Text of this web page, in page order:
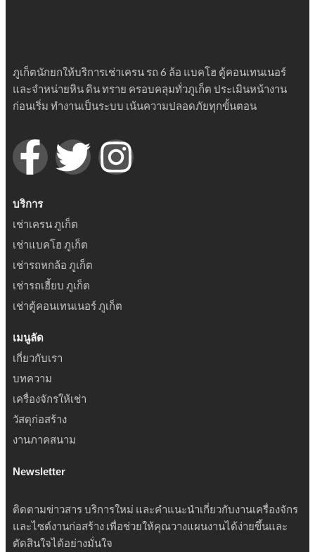
ภูเก็ตนักยกให้บริการเช่าเครน รถ 6 ล้อ แบคโฮ ตู้คอนเทนเนอร์
และจำหน่ายหิน ดิน ทราย ครอบคลุมทั่วภูเก็ต ประเมินหน้างาน
ก่อนเริ่ม ทำงานเป็นระบบ เน้นความปลอดภัยทุกขั้นตอน
บริการ
เช่าเครน ภูเก็ต
เช่าแบคโฮ ภูเก็ต
เช่ารถหกล้อ ภูเก็ต
เช่ารถเฮี้ยบ ภูเก็ต
เช่าตู้คอนเทนเนอร์ ภูเก็ต
เมนูลัด
เกี่ยวกับเรา
บทความ
เครื่องจักรให้เช่า
วัสดุก่อสร้าง
งานภาคสนาม
Newsletter
ติดตามข่าวสาร บริการใหม่ และคำแนะนำเกี่ยวกับงานเครื่องจักร
และไซต์งานก่อสร้าง เพื่อช่วยให้คุณวางแผนงานได้ง่ายขึ้นและ
ตัดสินใจได้อย่างมั่นใจ